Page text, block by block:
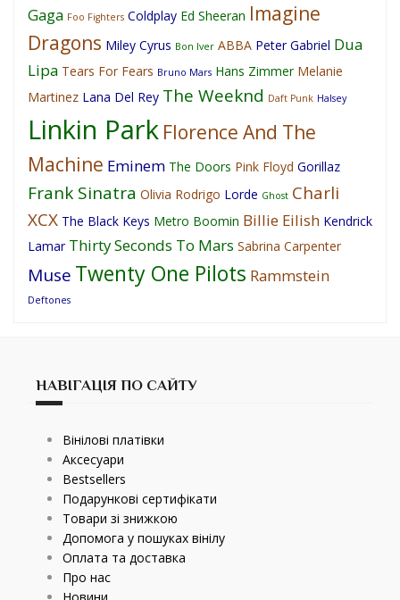
Gaga Foo Fighters Coldplay Ed Sheeran Imagine
Dragons Miley Cyrus Bon Iver ABBA Peter Gabriel Dua
Lipa Tears For Fears Bruno Mars Hans Zimmer Melanie
Martinez Lana Del Rey The Weeknd Daft Punk Halsey
Linkin Park Florence And The
Machine Eminem The Doors Pink Floyd Gorillaz
Frank Sinatra Olivia Rodrigo Lorde Ghost Charli
XCX The Black Keys Metro Boomin Billie Eilish Kendrick
Lamar Thirty Seconds To Mars Sabrina Carpenter
Muse Twenty One Pilots Rammstein
Deftones
НАВІГАЦІЯ ПО САЙТУ
Вінілові платівки
Аксесуари
Bestsellers
Подарункові сертифікати
Товари зі знижкою
Допомога у пошуках вінілу
Оплата та доставка
Про нас